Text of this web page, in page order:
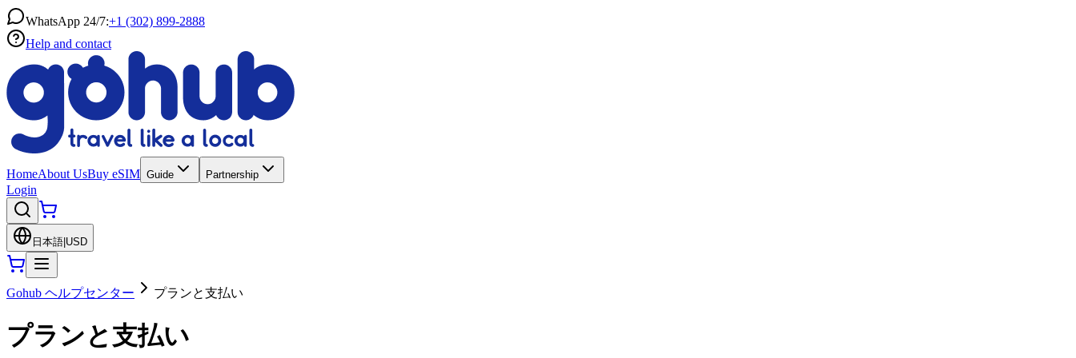
WhatsApp 24/7:+1 (302) 899-2888
Help and contact
HomeAbout UsBuy eSIM Guide Partnership
Login
日本語 USD
Gohub ヘルプセンター プランと支払い
プランと支払い